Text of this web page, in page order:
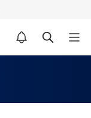
알림설정 바로가기 검색 바로가기 메뉴 열기